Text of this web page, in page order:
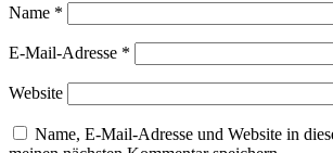
Name *
E-Mail-Adresse *
Website
Name, E-Mail-Adresse und Website in